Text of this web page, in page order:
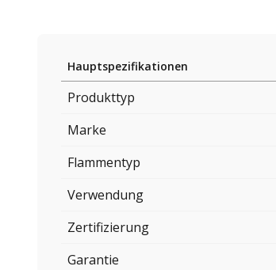
Hauptspezifikationen
Produkttyp
Marke
Flammentyp
Verwendung
Zertifizierung
Garantie